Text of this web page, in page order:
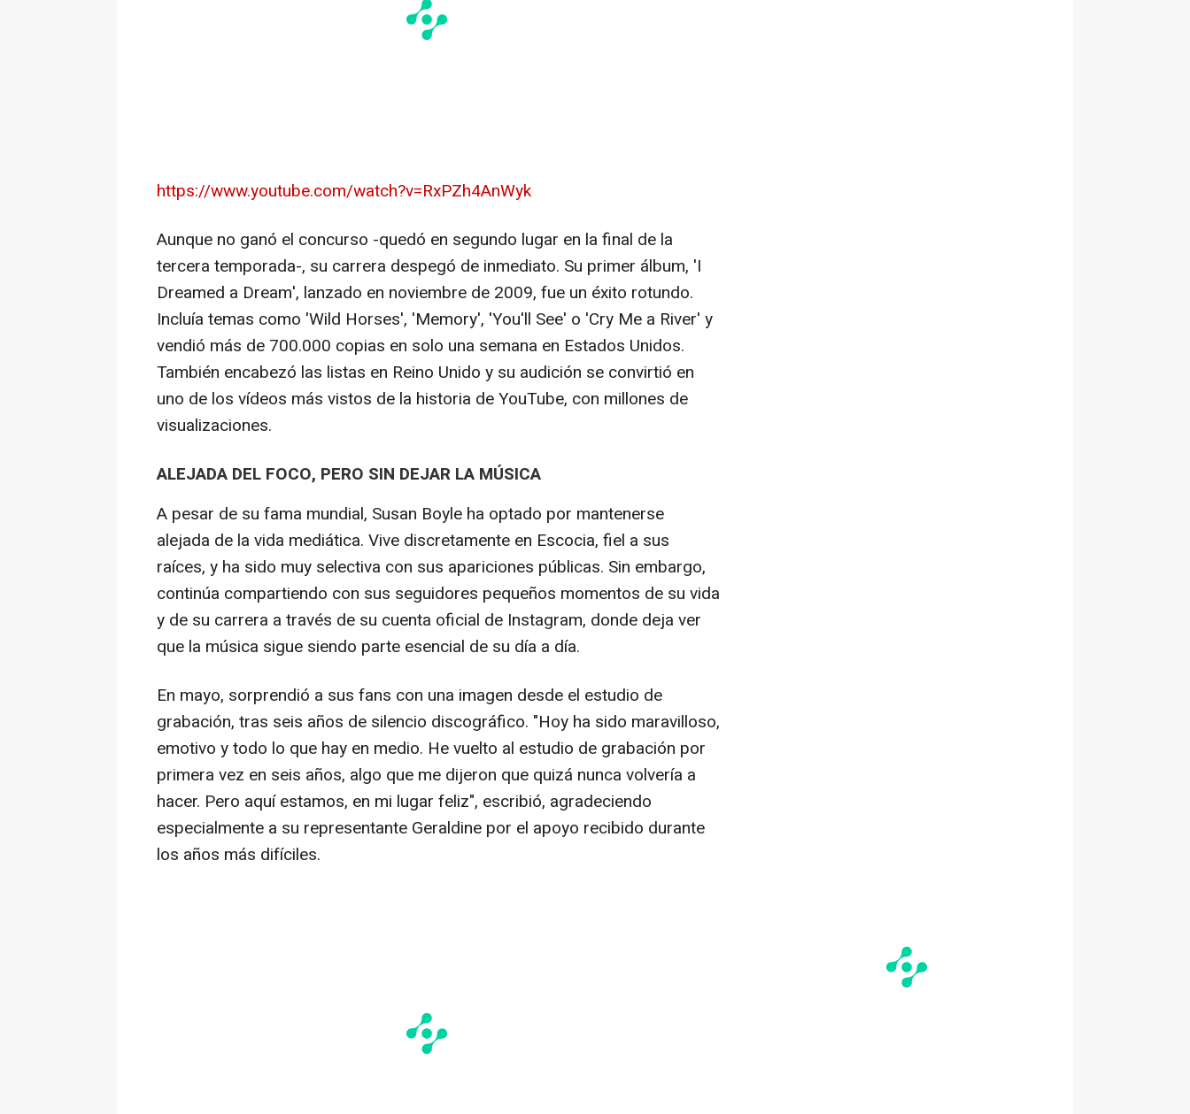
https://www.youtube.com/watch?v=RxPZh4AnWyk
Aunque no ganó el concurso -quedó en segundo lugar en la final de la
tercera temporada-, su carrera despegó de inmediato. Su primer álbum, 'I
Dreamed a Dream', lanzado en noviembre de 2009, fue un éxito rotundo.
Incluía temas como 'Wild Horses', 'Memory', 'You'll See' o 'Cry Me a River' y
vendió más de 700.000 copias en solo una semana en Estados Unidos.
También encabezó las listas en Reino Unido y su audición se convirtió en
uno de los vídeos más vistos de la historia de YouTube, con millones de
visualizaciones.
ALEJADA DEL FOCO, PERO SIN DEJAR LA MÚSICA
A pesar de su fama mundial, Susan Boyle ha optado por mantenerse
alejada de la vida mediática. Vive discretamente en Escocia, fiel a sus
raíces, y ha sido muy selectiva con sus apariciones públicas. Sin embargo,
continúa compartiendo con sus seguidores pequeños momentos de su vida
y de su carrera a través de su cuenta oficial de Instagram, donde deja ver
que la música sigue siendo parte esencial de su día a día.
En mayo, sorprendió a sus fans con una imagen desde el estudio de
grabación, tras seis años de silencio discográfico. "Hoy ha sido maravilloso,
emotivo y todo lo que hay en medio. He vuelto al estudio de grabación por
primera vez en seis años, algo que me dijeron que quizá nunca volvería a
hacer. Pero aquí estamos, en mi lugar feliz", escribió, agradeciendo
especialmente a su representante Geraldine por el apoyo recibido durante
los años más difíciles.